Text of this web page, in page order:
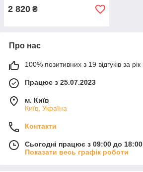
2 820 ₴
Про нас
100% позитивних з 19 відгуків за рік
Працює з 25.07.2023
м. Київ
Київ, Україна
Контакти
Сьогодні працює з 09:00 до 18:00
Показати весь графік роботи